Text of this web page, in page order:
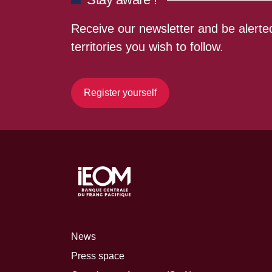
Receive our newsletter and be
territories you wish to follow.
Register yourself
News
Press space